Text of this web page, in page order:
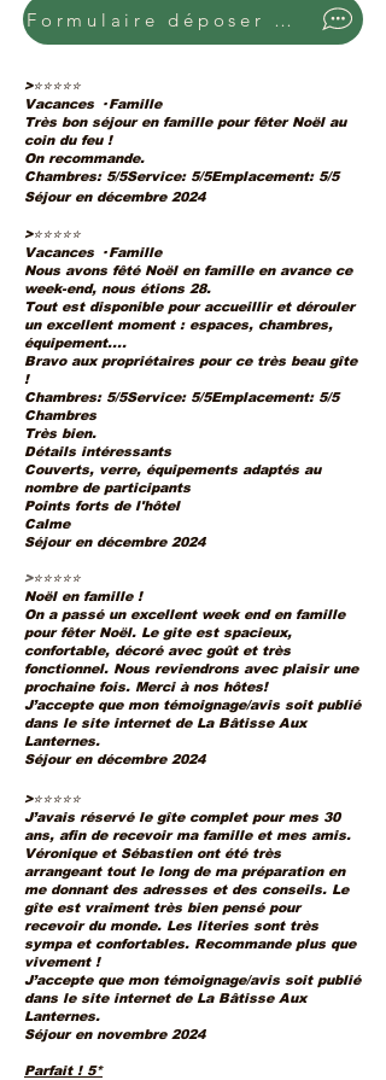
Formulaire déposer un avis sur notre site internet
>⭐⭐⭐⭐⭐
Vacances · Famille
Très bon séjour en famille pour fêter Noël au
coin du feu !
On recommande.
Chambres: 5/5Service: 5/5Emplacement: 5/5
Séjour en décembre 2024
>⭐⭐⭐⭐⭐
Vacances · Famille
Nous avons fêté Noël en famille en avance ce
week-end, nous étions 28.
Tout est disponible pour accueillir et dérouler
un excellent moment : espaces, chambres,
équipement....
Bravo aux propriétaires pour ce très beau gîte
!
Chambres: 5/5Service: 5/5Emplacement: 5/5
Chambres
Très bien.
Détails intéressants
Couverts, verre, équipements adaptés au
nombre de participants
Points forts de l'hôtel
Calme
Séjour en décembre 2024
>⭐⭐⭐⭐⭐
Noël en famille !
On a passé un excellent week end en famille
pour fêter Noël. Le gite est spacieux,
confortable, décoré avec goût et très
fonctionnel. Nous reviendrons avec plaisir une
prochaine fois. Merci à nos hôtes!
J’accepte que mon témoignage/avis soit publié
dans le site internet de La Bâtisse Aux
Lanternes.
Séjour en décembre 2024
>⭐⭐⭐⭐⭐
J’avais réservé le gîte complet pour mes 30
ans, afin de recevoir ma famille et mes amis.
Véronique et Sébastien ont été très
arrangeant tout le long de ma préparation en
me donnant des adresses et des conseils. Le
gîte est vraiment très bien pensé pour
recevoir du monde. Les literies sont très
sympa et confortables. Recommande plus que
vivement !
J’accepte que mon témoignage/avis soit publié
dans le site internet de La Bâtisse Aux
Lanternes.
Séjour en novembre 2024
Parfait ! 5*